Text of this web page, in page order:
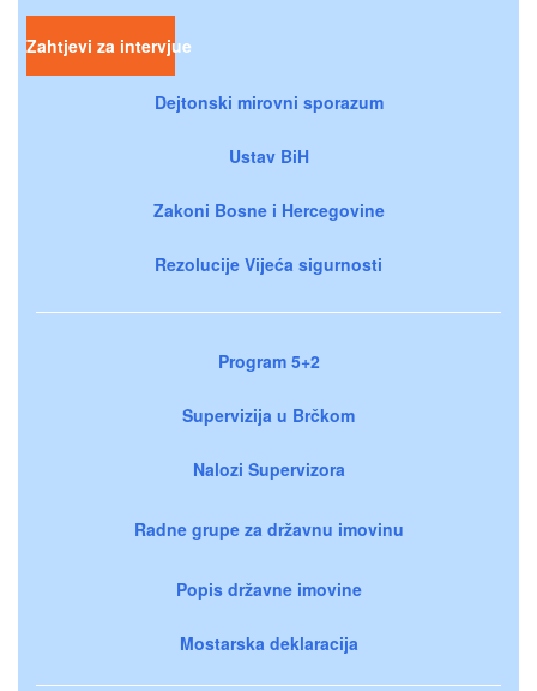
Zahtjevi za intervjue
Dejtonski mirovni sporazum
Ustav BiH
Zakoni Bosne i Hercegovine
Rezolucije Vijeća sigurnosti
Program 5+2
Supervizija u Brčkom
Nalozi Supervizora
Radne grupe za državnu imovinu
Popis državne imovine
Mostarska deklaracija